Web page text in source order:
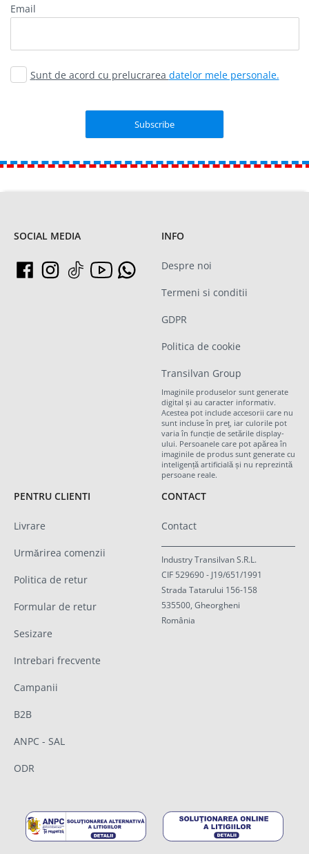
email
Sunt de acord cu prelucrarea datelor mele personale.
SOCIAL MEDIA INFO
Despre noi
Termeni si conditii
GDPR
Politica de cookie
Transilvan Group
Imaginile produselor sunt generate
digital și au caracter informativ.
Acestea pot include accesorii care nu
sunt incluse în preț, iar culorile pot
varia în funcție de setările display-
ului. Persoanele care pot apărea în
imaginile de produs sunt generate cu
inteligență artificială și nu reprezintă
persoane reale.
PENTRU CLIENTI
Livrare
Urmărirea comenzii
Politica de retur
Formular de retur
Sesizare
Intrebari frecvente
Campanii
B2B
ANPC - SAL
ODR
CONTACT
Contact
Industry Transilvan S.R.L.
CIF 529690 - J19/651/1991
Strada Tatarului 156-158
535500, Gheorgheni
România